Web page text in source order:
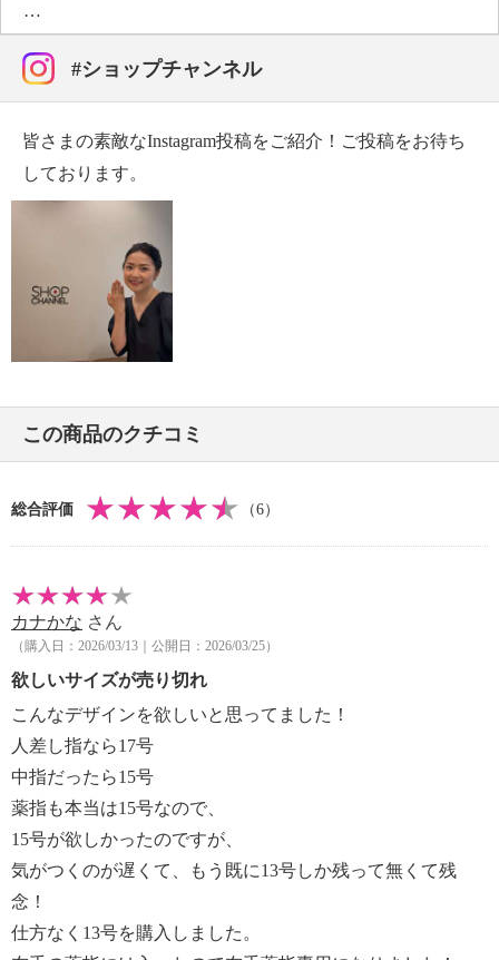
・個体差あり
【原産国（地）】
・日本製#ショップチャンネル
皆さまの素敵なInstagram投稿をご紹介！ご投稿をお待ち
しております。
この商品のクチコミ
総合評価 （6）
カナかな さん
（購入日：2026/03/13｜公開日：2026/03/25）
欲しいサイズが売り切れ
こんなデザインを欲しいと思ってました！
人差し指なら17号
中指だったら15号
薬指も本当は15号なので、
15号が欲しかったのですが、
気がつくのが遅くて、もう既に13号しか残って無くて残
念！
仕方なく13号を購入しました。